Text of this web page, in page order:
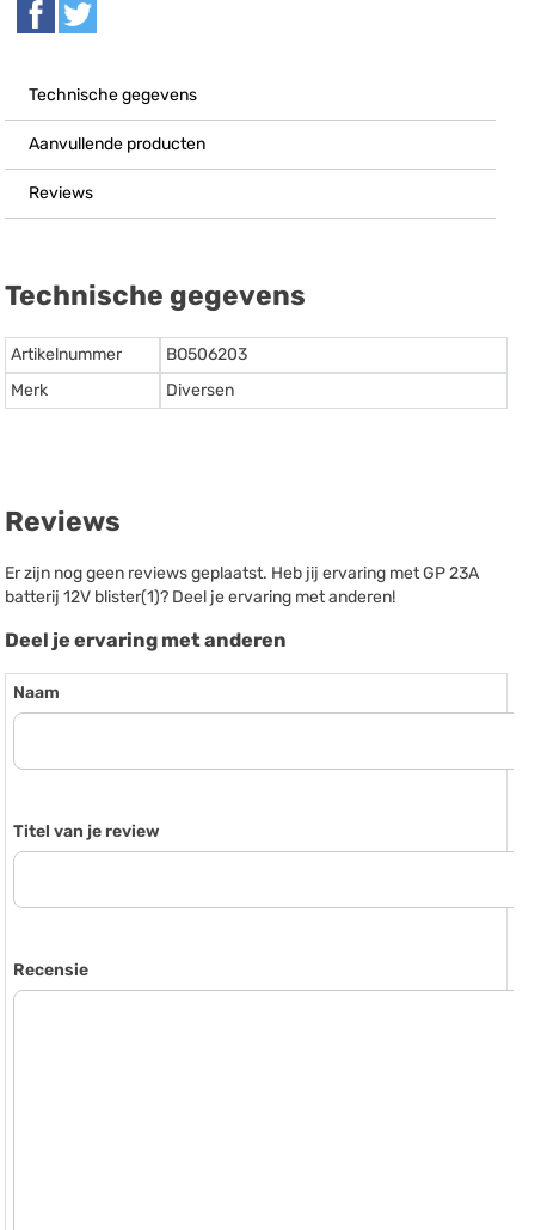
Technische gegevens
Aanvullende producten
Reviews
Technische gegevens
Artikelnummer
BO506203
Merk
Diversen
Reviews
Er zijn nog geen reviews geplaatst. Heb jij ervaring met GP 23A
batterij 12V blister(1)? Deel je ervaring met anderen!
Deel je ervaring met anderen
Naam
Titel van je review
Recensie